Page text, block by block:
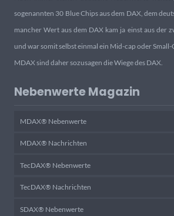
sogenannten 30 Blue Chips aus dem DAX, dem
mancher Wert aus dem DAX kam ja einst aus der
und war somit selbst einmal ein Mid-cap oder Small-
MDAX sind daher sozusagen die Wiege des DAX.
Nebenwerte Magazin
MDAX® Nebenwerte
MDAX® Nachrichten
TecDAX® Nebenwerte
TecDAX® Nachrichten
SDAX® Nebenwerte